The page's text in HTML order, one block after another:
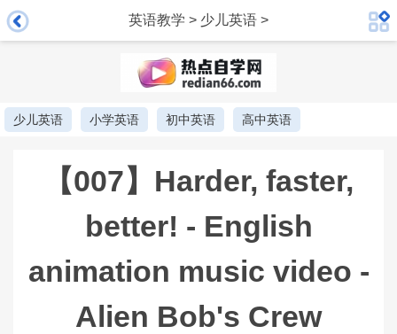
英语教学 > 少儿英语 >
少儿英语 小学英语 初中英语 高中英语
【007】Harder, faster,
better! - English
animation music video -
Alien Bob's Crew